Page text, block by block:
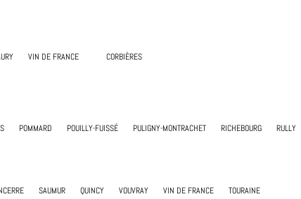
VIN DE FRANCE
CORBIÈRES
POMMARD POUILLY-FUISSÉ PULIGNY-MONTRACHET RICHEBOURG
RULLY
SAUMUR QUINCY VOUVRAY VIN DE FRANCE TOURAINE